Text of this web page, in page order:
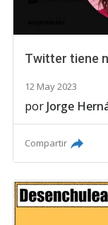
Twitter tiene
12 May 2023
por Jorge
Compartir